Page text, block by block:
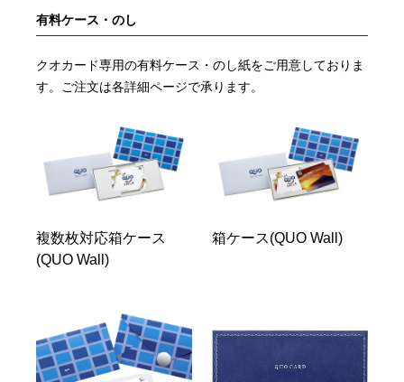
有料ケース・のし
クオカード専用の有料ケース・のし紙をご用意しておりま
す。ご注文は各詳細ページで承ります。
複数枚対応箱ケース
(QUO Wall)
箱ケース(QUO Wall)